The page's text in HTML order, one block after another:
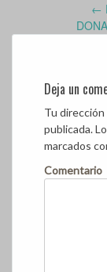
navigation
←
Deja un
Tu
publicada.
marcados
Comentario